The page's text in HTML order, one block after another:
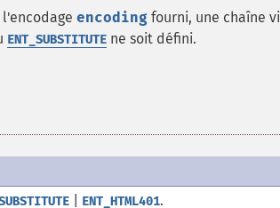
encoding fourni, une chaîne
ENT_SUBSTITUTE ne soit défini.
ENT_HTML401.